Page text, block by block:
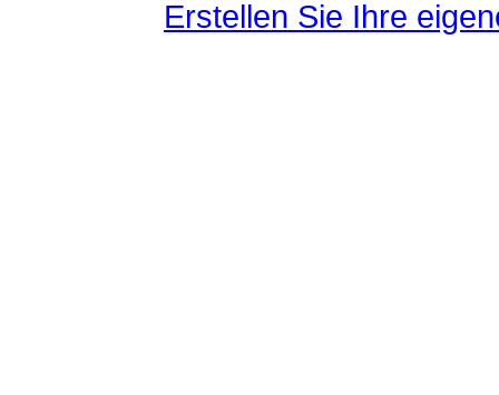
Erstellen Sie Ihre